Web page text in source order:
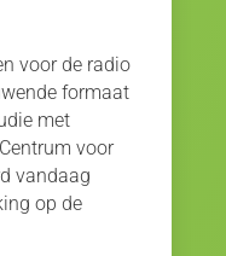
voor de radio
formaat
met
voor
vandaag
op de